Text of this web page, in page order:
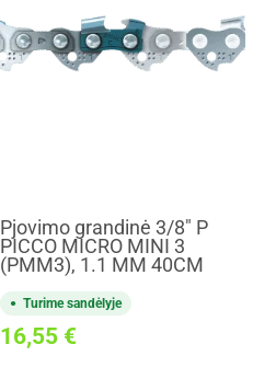
Pjovimo grandinė 3/8" P
PICCO MICRO MINI 3
(PMM3), 1.1 MM 40CM
Turime sandėlyje
16,55 €